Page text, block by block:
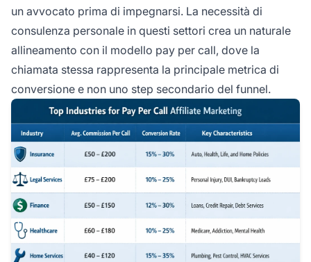
un avvocato prima di impegnarsi. La necessità di
consulenza personale in questi settori crea un naturale
allineamento con il modello pay per call, dove la
chiamata stessa rappresenta la principale metrica di
conversione e non uno step secondario del funnel.